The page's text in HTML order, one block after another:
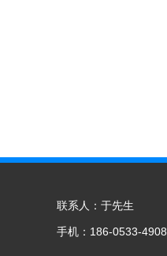
联系人：于先生
手机：186-0533-4908